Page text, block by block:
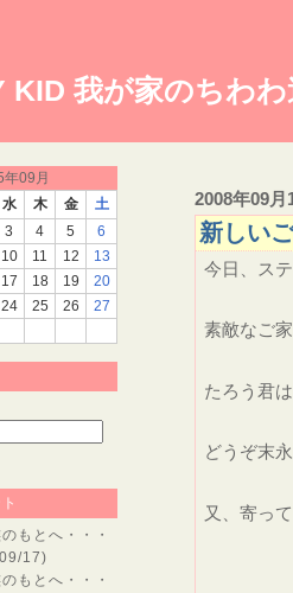
KID 我が家のちわわ
09月
水 木 金
土
3 4 5
6
10 11 12
13
17 18 19
20
24 25 26
27
もとへ・・・
17)
もとへ・・・
2008年09月
新しい
今日、ス
素敵なご
たろう君
どうぞ末
又、寄っ